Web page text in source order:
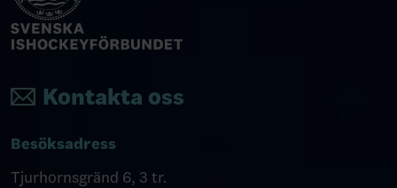
Kontakta oss
Besöksadress
Tjurhornsgränd 6, 3 tr.